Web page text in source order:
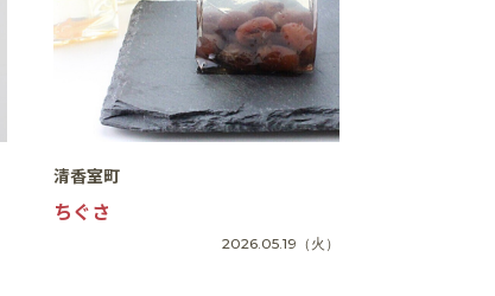
百番街くらぶ
清香室町
ちぐさ
2026.05.19 （火）